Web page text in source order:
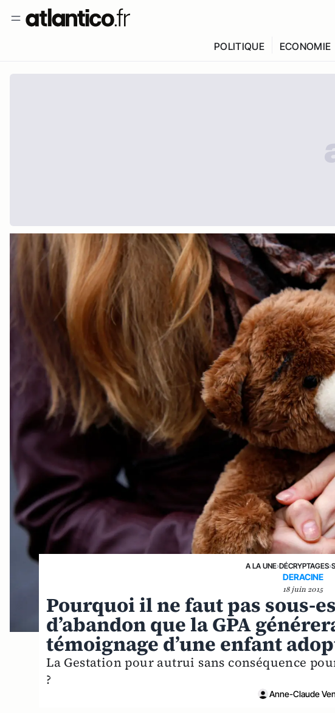
POLITIQUE ECONOMIE
A LA UNE›DÉCRYPTAGES›
DERACINE
18 juin 2015
Pourquoi il ne faut pas sous-
d’abandon que la GPA
témoignage d’une enfant
La Gestation pour autrui sans conséquence
?
Anne-Claude